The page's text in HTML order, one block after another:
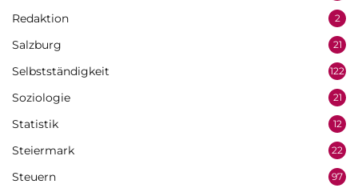
Redaktion 2
Salzburg 21
Selbstständigkeit 122
Soziologie 21
Statistik 12
Steiermark 22
Steuern 97